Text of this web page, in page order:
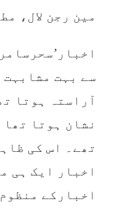
مین رجن لال،
سے بہت
آراستہ ہوتا
نشان ہوتا
تھے۔ اس کی
اخبار ایک ہی
اخبارکے